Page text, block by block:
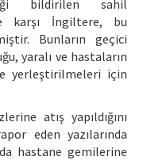
bildirilen sahil
karşı İngiltere, bu
Bunların geçici
yaralı ve hastaların
yerleştirilmeleri için
atış yapıldığını
eden yazılarında
hastane gemilerine